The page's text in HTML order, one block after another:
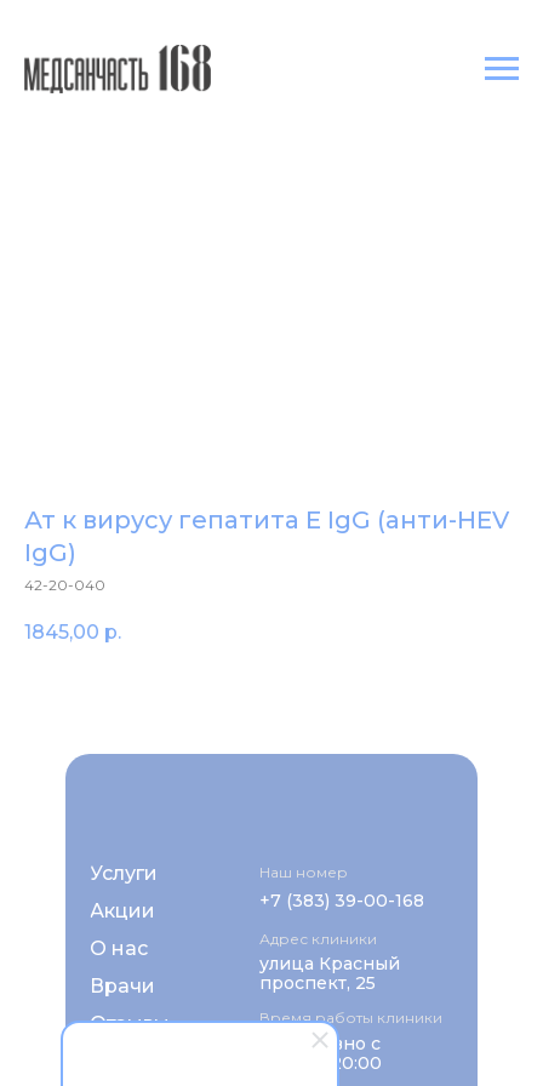
Ат к вирусу гепатита Е IgG (анти-HEV
IgG)
42-20-040
1845,00 р.
Услуги
Акции
Врачи
О нас
+7 (383) 39-00-168
Отзывы
Наш номер
ежедневно с
8:00 до 20:00
Время работы клиники
Адрес клиники
улица Красный
проспект, 25